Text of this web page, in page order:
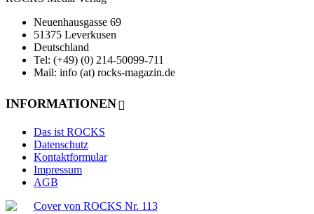
Neuenhausgasse 69
51375 Leverkusen
Deutschland
Tel: (+49) (0) 214-50099-711
Mail: info (at) rocks-magazin.de
INFORMATIONEN
Das ist ROCKS
Datenschutz
Kontaktformular
Impressum
AGB